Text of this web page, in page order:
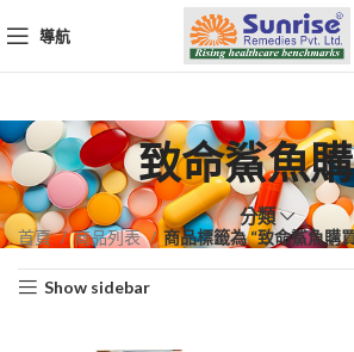
導航
致命鯊魚
分類
首頁 商品列表 商品標籤為 “致命鯊魚購
Show sidebar